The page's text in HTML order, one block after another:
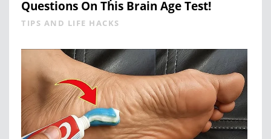
Questions On This Brain Age Test!
TIPS AND LIFE HACKS